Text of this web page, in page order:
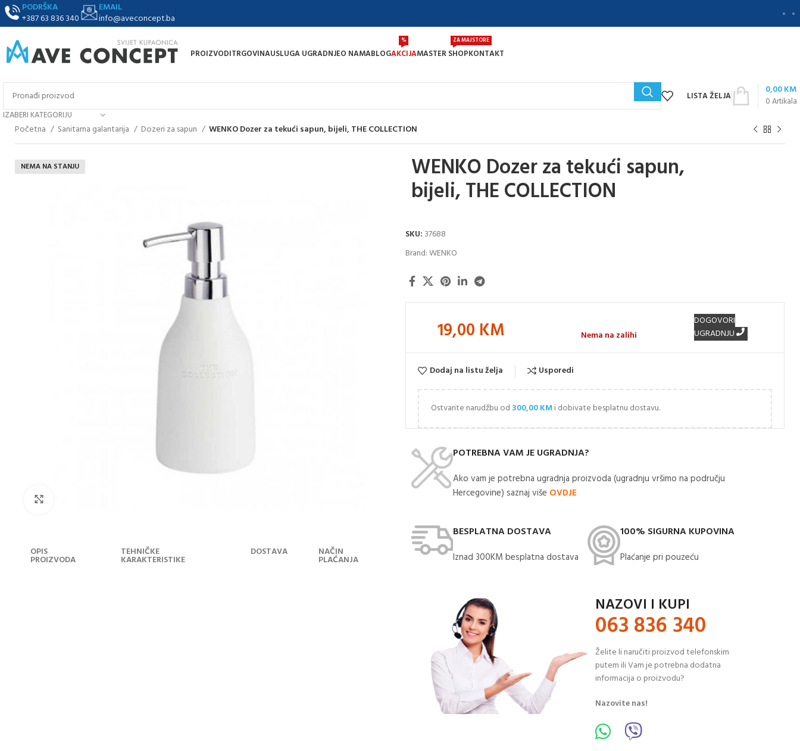
PODRŠKA
+387 63 836 340
EMAIL
info@aveconcept.ba
PROIZVODITRGOVINAUSLUGA UGRADNJEO NAMABLOGAKCIJA
%
MASTER SHOP
ZA MAJSTORE
KONTAKT
IZABERI KATEGORIJU
LISTA ŽELJA 0Artikala
0,00KM
Početna Sanitarna galantarija Dozeri za sapun WENKO Dozer za tekući sapun, bijeli, THE COLLECTION
NEMA NA STANJU
OPIS
PROIZVODA
TEHNIČKE
KARAKTERISTIKE
DOSTAVA NAČIN
PLAĆANJA
WENKO Dozer za tekući sapun,
bijeli, THE COLLECTION
SKU: 37688
Brand:WENKO
19,00 KM Nema na zalihi
DOGOVORI
UGRADNJU
Dodaj na listu želja Usporedi
Ostvarite narudžbu od 300,00KMi dobivate besplatnu dostavu.
POTREBNA VAM JE UGRADNJA?
Ako vam je potrebna ugradnja proizvoda (ugradnju vršimo na području
Hercegovine) saznaj više OVDJE
BESPLATNA DOSTAVA
Iznad 300KM besplatna dostava​
100% SIGURNA KUPOVINA
Plaćanje pri pouzeću
NAZOVI I KUPI
063 836 340
Želite li naručiti proizvod telefonskim
putem ili Vam je potrebna dodatna
informacija o proizvodu?
Nazovite nas!